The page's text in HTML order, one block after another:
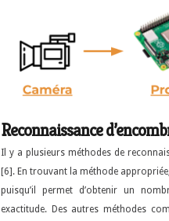
Reconnaissance
Il y a plusieurs méthodes de
[6]. En trouvant la méthode
puisqu’il permet d’obtenir un
exactitude. Des autres méthodes